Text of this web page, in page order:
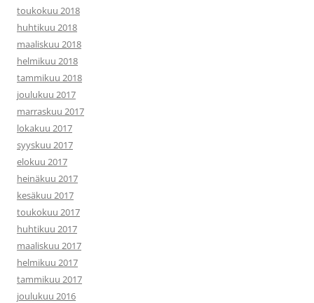
toukokuu 2018
huhtikuu 2018
maaliskuu 2018
helmikuu 2018
tammikuu 2018
joulukuu 2017
marraskuu 2017
lokakuu 2017
syyskuu 2017
elokuu 2017
heinäkuu 2017
kesäkuu 2017
toukokuu 2017
huhtikuu 2017
maaliskuu 2017
helmikuu 2017
tammikuu 2017
joulukuu 2016